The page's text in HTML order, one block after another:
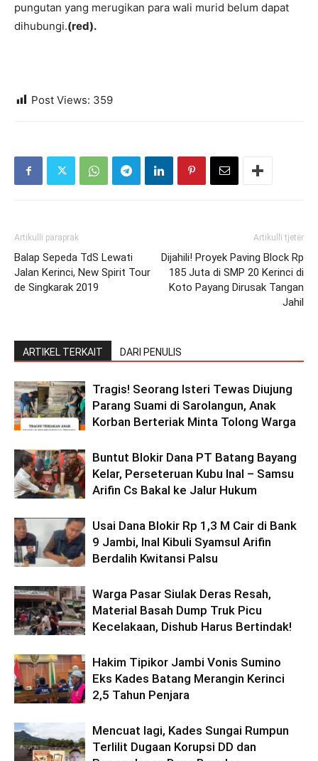
pungutan yang merugikan para wali murid belum dapat
dihubungi.(red).
Post Views: 359
Artikulli paraprak
Balap Sepeda TdS Lewati
Jalan Kerinci, New Spirit Tour
de Singkarak 2019
Artikulli tjetër
Dijahili! Proyek Paving Block Rp
185 Juta di SMP 20 Kerinci di
Koto Payang Dirusak Tangan
Jahil
ARTIKEL TERKAIT DARI PENULIS
Tragis! Seorang Isteri Tewas Diujung
Parang Suami di Sarolangun, Anak
Korban Berteriak Minta Tolong Warga
Buntut Blokir Dana PT Batang Bayang
Kelar, Perseteruan Kubu Inal – Samsu
Arifin Cs Bakal ke Jalur Hukum
Usai Dana Blokir Rp 1,3 M Cair di Bank
9 Jambi, Inal Kibuli Syamsul Arifin
Berdalih Kwitansi Palsu
Warga Pasar Siulak Deras Resah,
Material Basah Dump Truk Picu
Kecelakaan, Dishub Harus Bertindak!
Hakim Tipikor Jambi Vonis Sumino
Eks Kades Batang Merangin Kerinci
2,5 Tahun Penjara
Mencuat lagi, Kades Sungai Rumpun
Terlilit Dugaan Korupsi DD dan